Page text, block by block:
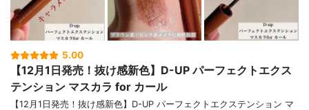
5.00
【12月1日発売！抜け感新色】D-UP パーフェクトエクス
テンション マスカラ for カール
【12月1日発売！抜け感新色】D-UP パーフェクトエクステンション マ